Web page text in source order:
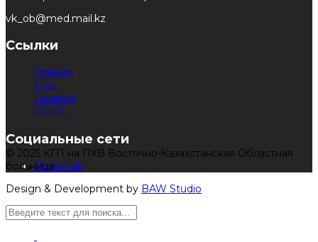
vk_ob@med.mail.kz
Ссылки
Главная
Блог
Галерея
ОСМС
Социальные сети
Facebook
© 2025 КГП на ПХВ Восточно-Казахстанская Областная
больница
Design & Development by BAW Studio